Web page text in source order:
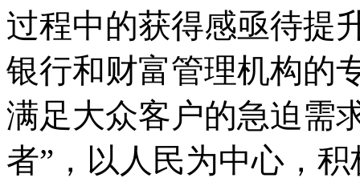
过程中的获得感亟待提
银行和财富管理机构的
满足大众客户的急迫需
者” ，以人民为中心， 积